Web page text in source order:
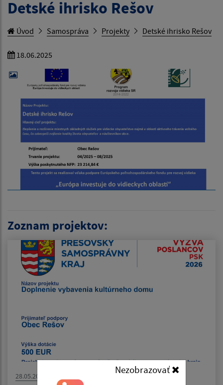
Nezobrazovať
Detské ihrisko Rešov
Úvod Samospráva Projekty Detské ihrisko Rešov
18.06.2025
Zoznam projektov:
28.05.2026